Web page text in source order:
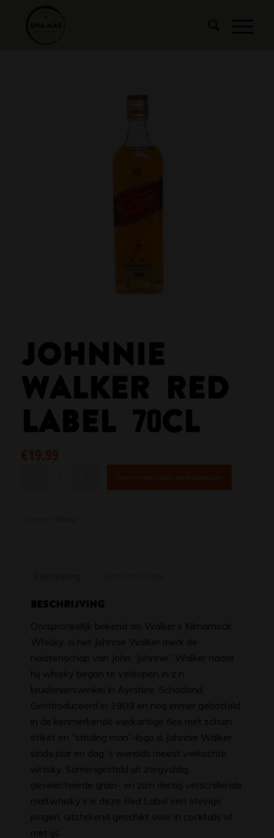
JOHNNIE
WALKER RED
LABEL 70CL
€19.99
Toevoegen aan winkelwagen
Whisky
Beschrijving
Oorspronkelijk bekend als Walker’s Kilmarnock
Whisky, is het Johnnie Walker merk de
nalatenschap van John “Johnnie” Walker nadat
hij whisky begon te verkopen in z’n
kruidenierswinkel in Ayrshire, Schotland.
Geïntroduceerd in 1909 en nog immer gebotteld
in de kenmerkende vierkantige fles met schuin
etiket en “striding man”-logo is Johnnie Walker
sinds jaar en dag ’s werelds meest verkochte
whisky. Samengesteld uit zorgvuldig
geselecteerde grain- en zo’n dertig verschillende
maltwhisky’s is deze Red Label een stevige
jongen, uitstekend geschikt voor in cocktails of
met ijs.